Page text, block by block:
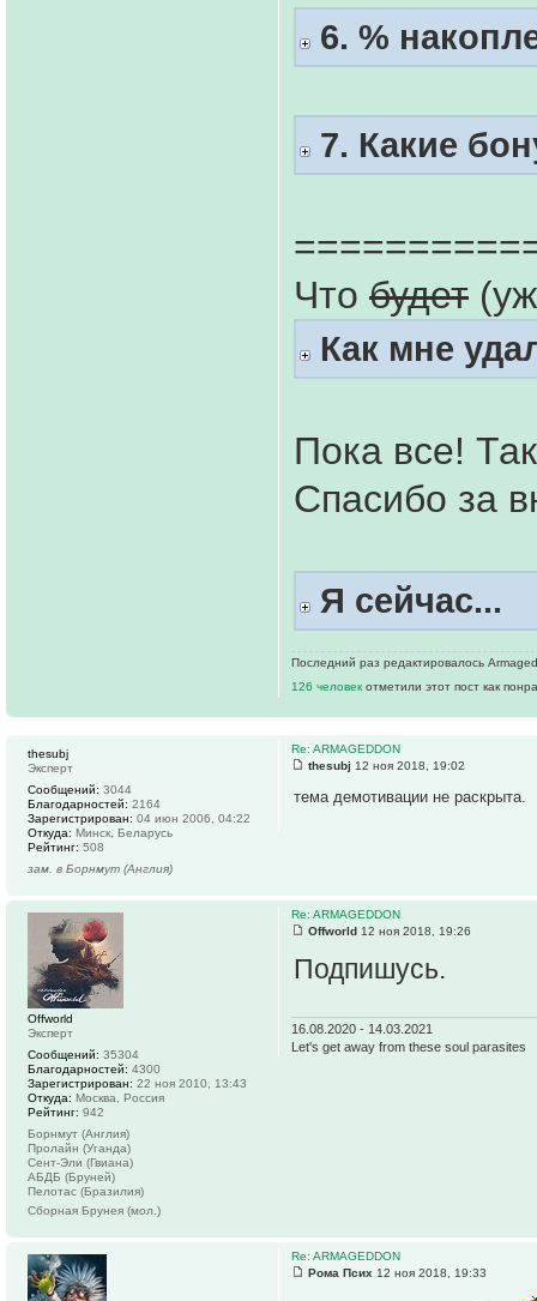
6. %
7. Какие
Что будет
Как мне
Пока все!
Спасибо за
Я сейчас...
Последний раз редактировалось
126 человек отметили этот пост как
Re: ARMAGEDDON
thesubj 12 ноя 2018, 19:02
тема демотивации не раскрыта.
thesubj
Эксперт
Сообщений: 3044
Благодарностей: 2164
Зарегистрирован: 04 июн 2006, 04:22
Откуда: Минск, Беларусь
Рейтинг: 508
зам. в Борнмут (Англия)
Re: ARMAGEDDON
Offworld 12 ноя 2018, 19:26
Подпишусь.
16.08.2020 - 14.03.2021
Let's get away from these soul parasites
Offworld
Эксперт
Сообщений: 35304
Благодарностей: 4300
Зарегистрирован: 22 ноя 2010, 13:43
Откуда: Москва, Россия
Рейтинг: 942
Борнмут (Англия)
Пролайн (Уганда)
Сент-Эли (Гвиана)
АБДБ (Бруней)
Пелотас (Бразилия)
Сборная Брунея (мол.)
Re: ARMAGEDDON
Рома Псих 12 ноя 2018, 19:33